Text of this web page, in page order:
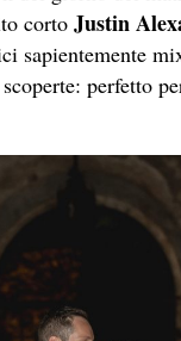
corto Justin
sapientemente
perfetto